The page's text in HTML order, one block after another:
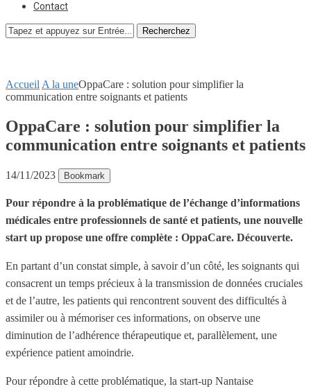
Contact
Recherchez
Accueil A la uneOppaCare : solution pour simplifier la
communication entre soignants et patients
OppaCare : solution pour simplifier la
communication entre soignants et patients
14/11/2023 Bookmark
Pour répondre à la problématique de l’échange d’informations
médicales entre professionnels de santé et patients, une nouvelle
start up propose une offre complète : OppaCare. Découverte.
En partant d’un constat simple, à savoir d’un côté, les soignants qui
consacrent un temps précieux à la transmission de données cruciales
et de l’autre, les patients qui rencontrent souvent des difficultés à
assimiler ou à mémoriser ces informations, on observe une
diminution de l’adhérence thérapeutique et, parallèlement, une
expérience patient amoindrie.
Pour répondre à cette problématique, la start-up Nantaise